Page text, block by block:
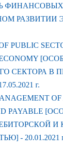
РАЗВИТИИ
PUBLIC
СЕКТОРА В
г.
PAYABLE
И
- 20.01.2021